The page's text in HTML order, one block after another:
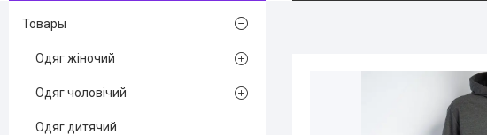
Товары
Одяг жіночий
Одяг чоловічий
Одяг дитячий